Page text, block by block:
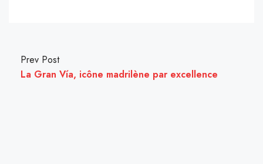
Prev Post
La Gran Vía, icône madrilène par excellence